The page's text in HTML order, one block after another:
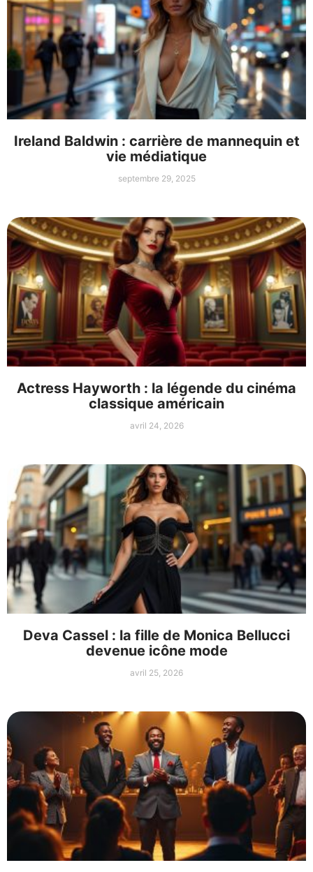
Ireland Baldwin : carrière de mannequin et
vie médiatique
septembre 29, 2025
Actress Hayworth : la légende du cinéma
classique américain
avril 24, 2026
Deva Cassel : la fille de Monica Bellucci
devenue icône mode
avril 25, 2026